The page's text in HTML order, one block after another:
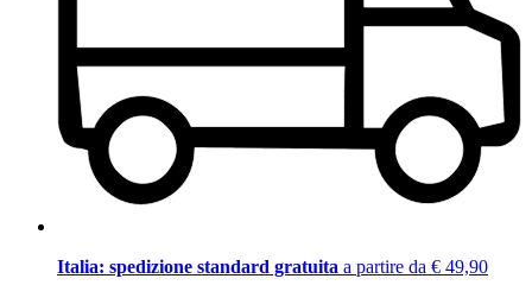
Italia: spedizione standard gratuita a partire da € 49,90